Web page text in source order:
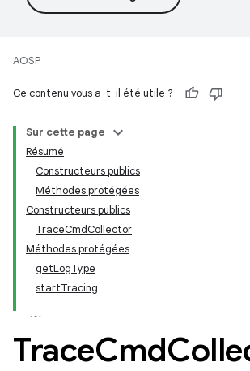
AOSP
Ce contenu vous a-t-il été utile ?
Sur cette page
Résumé
Constructeurs publics
Méthodes protégées
Constructeurs publics
TraceCmdCollector
Méthodes protégées
getLogType
startTracing
TraceCmd